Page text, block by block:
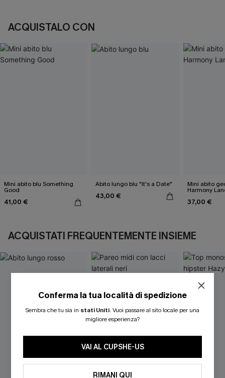
ACQUISTALO CON
Mini abito blu Something
Good
41,00 €
Abito lungo blu "It's a Date"
43,00 €
Mini abito
Harmony
37,00 €
ACQUISTATI FREQUENTEMENTE INSIEME
Conferma la tua località di spedizione
Sembra che tu sia in stati Uniti. Vuoi passare al sito locale per una
migliore esperienza?
VAI AL CUPSHE-US
RIMANI QUI